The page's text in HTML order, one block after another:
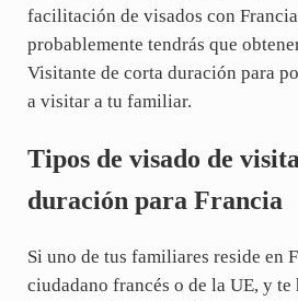
facilitación de visados con
probablemente tendrás que
Visitante de corta duración para
a visitar a tu familiar.
Tipos de visado de
duración para Francia
Si uno de tus familiares reside en
ciudadano francés o de la UE, y te